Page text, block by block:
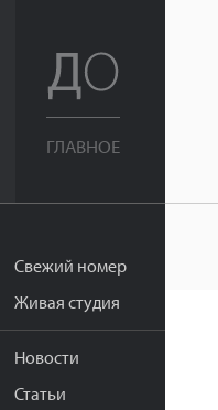
ГЛАВНОЕ
Свежий номер
Живая студия
Новости
Статьи